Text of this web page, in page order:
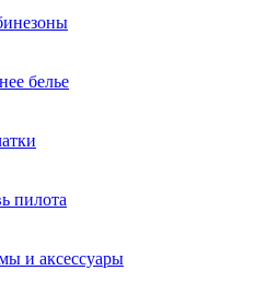
белье
пилота
и аксессуары